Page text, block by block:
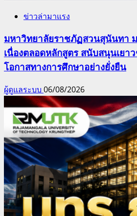
ข่าวล่ามาแรง
มหาวิทยาลัยราชภัฏสวนสุนันทา
เนื่องตลอดหลักสูตร สนับสนุนเยา
โอกาสทางการศึกษาอย่างยั่งยืน
ผู้ดูแลระบบ 06/08/2026